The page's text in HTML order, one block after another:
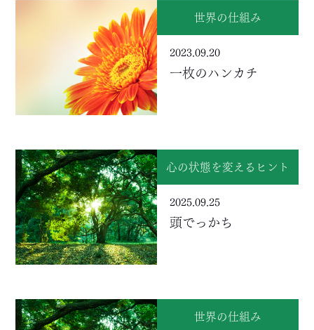
世界の仕組み
2023.09.20
一枚のハンカチ
心の状態を変えるヒント
2025.09.25
頭でっかち
世界の仕組み